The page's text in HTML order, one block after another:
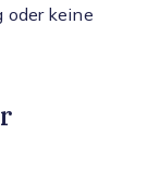
oder keine